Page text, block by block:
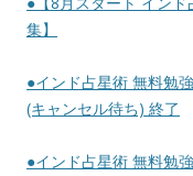
集】
●インド占星術 無料勉
(キャンセル待ち) 終了
●インド占星術 無料勉